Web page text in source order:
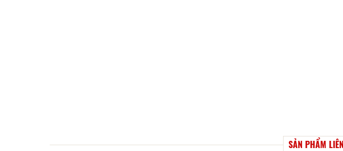
SẢN PHẨM